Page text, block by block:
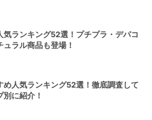
気ランキング52選！プチプラ・デパコ
ラル商品も登場！
め人気ランキング52選！徹底調査して
に紹介！